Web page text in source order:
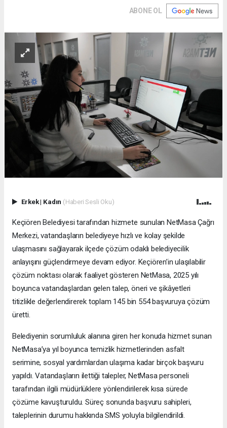
ABONE OL
Erkek| Kadın (Haberi Sesli Oku)
Keçiören Belediyesi tarafından hizmete sunulan NetMasa Çağrı
Merkezi, vatandaşların belediyeye hızlı ve kolay şekilde
ulaşmasını sağlayarak ilçede çözüm odaklı belediyecilik
anlayışını güçlendirmeye devam ediyor. Keçiören’in ulaşılabilir
çözüm noktası olarak faaliyet gösteren NetMasa, 2025 yılı
boyunca vatandaşlardan gelen talep, öneri ve şikâyetleri
titizlikle değerlendirerek toplam 145 bin 554 başvuruya çözüm
üretti.
Belediyenin sorumluluk alanına giren her konuda hizmet sunan
NetMasa’ya yıl boyunca temizlik hizmetlerinden asfalt
serimine, sosyal yardımlardan ulaşıma kadar birçok başvuru
yapıldı. Vatandaşların ilettiği talepler, NetMasa personeli
tarafından ilgili müdürlüklere yönlendirilerek kısa sürede
çözüme kavuşturuldu. Süreç sonunda başvuru sahipleri,
taleplerinin durumu hakkında SMS yoluyla bilgilendirildi.